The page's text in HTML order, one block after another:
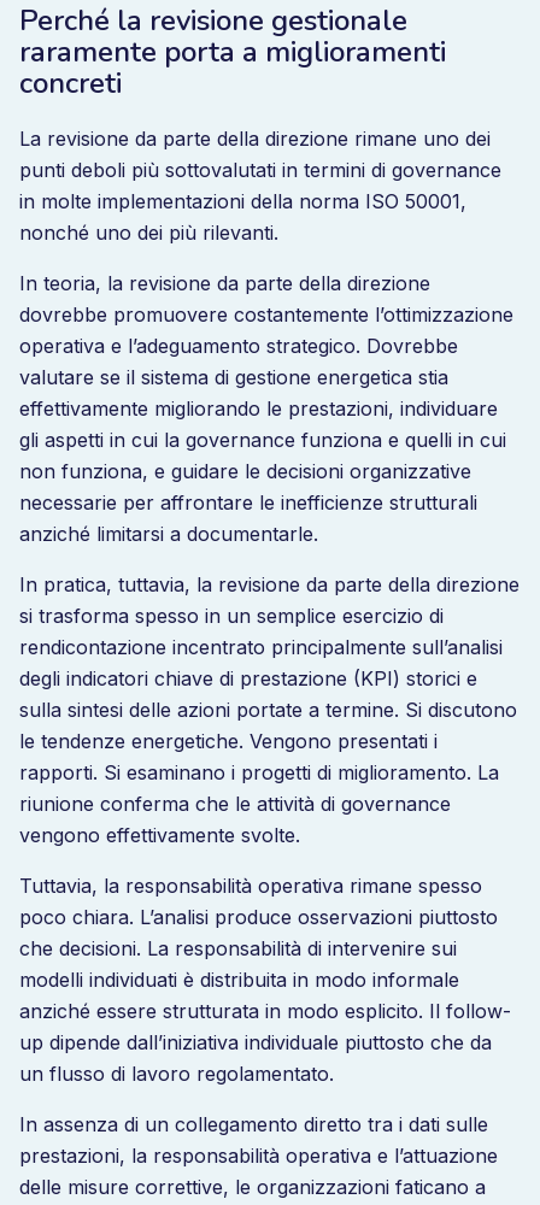
Perché la revisione gestionale
raramente porta a miglioramenti
concreti
La revisione da parte della direzione rimane uno dei
punti deboli più sottovalutati in termini di governance
in molte implementazioni della norma ISO 50001,
nonché uno dei più rilevanti.
In teoria, la revisione da parte della direzione
dovrebbe promuovere costantemente l’ottimizzazione
operativa e l’adeguamento strategico. Dovrebbe
valutare se il sistema di gestione energetica stia
effettivamente migliorando le prestazioni, individuare
gli aspetti in cui la governance funziona e quelli in cui
non funziona, e guidare le decisioni organizzative
necessarie per affrontare le inefficienze strutturali
anziché limitarsi a documentarle.
In pratica, tuttavia, la revisione da parte della direzione
si trasforma spesso in un semplice esercizio di
rendicontazione incentrato principalmente sull’analisi
degli indicatori chiave di prestazione (KPI) storici e
sulla sintesi delle azioni portate a termine. Si discutono
le tendenze energetiche. Vengono presentati i
rapporti. Si esaminano i progetti di miglioramento. La
riunione conferma che le attività di governance
vengono effettivamente svolte.
Tuttavia, la responsabilità operativa rimane spesso
poco chiara. L’analisi produce osservazioni piuttosto
che decisioni. La responsabilità di intervenire sui
modelli individuati è distribuita in modo informale
anziché essere strutturata in modo esplicito. Il follow-
up dipende dall’iniziativa individuale piuttosto che da
un flusso di lavoro regolamentato.
In assenza di un collegamento diretto tra i dati sulle
prestazioni, la responsabilità operativa e l’attuazione
delle misure correttive, le organizzazioni faticano a